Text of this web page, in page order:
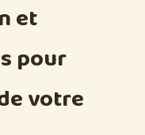
et
pour
votre